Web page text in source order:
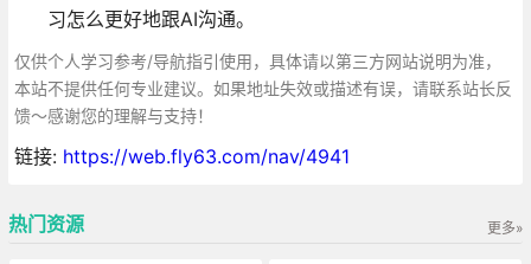
习怎么更好地跟AI沟通。
仅供个人学习参考/导航指引使用，具体请以第三方网站说明为准，
本站不提供任何专业建议。如果地址失效或描述有误，请联系站长反
馈～感谢您的理解与支持！
链接: https://web.fly63.com/nav/4941
更多»
热门资源